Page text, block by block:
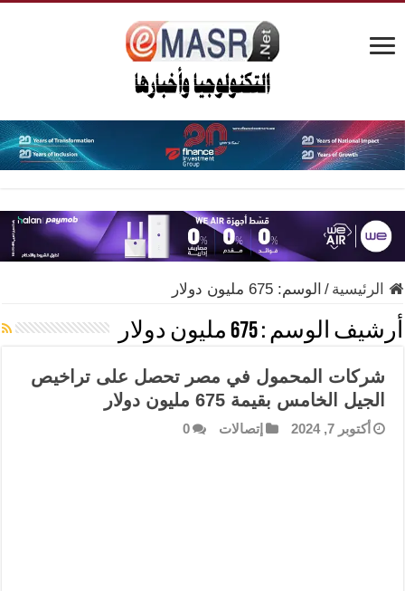
الرئيسية / الوسم:675 مليون دولار
أرشيف الوسم :675 مليون دولار
شركات المحمول في مصر تحصل على تراخيص
الجيل الخامس بقيمة 675 مليون دولار
أكتوبر 7, 2024 إتصالات 0